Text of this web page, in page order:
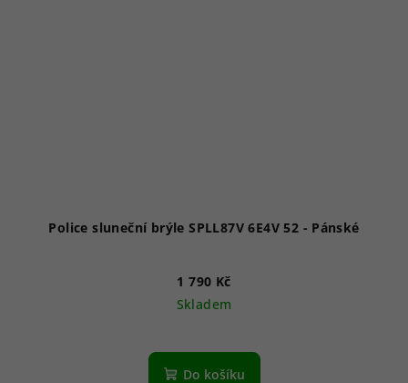
Police sluneční brýle SPLL87V 6E4V 52 - Pánské
1 790 Kč
Skladem
Do košíku